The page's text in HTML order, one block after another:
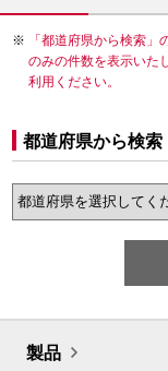
「都道府県から検索
のみの件数を表示いた
利用ください。
都道府県から検索
製品